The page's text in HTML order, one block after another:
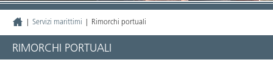
Servizi marittimi Rimorchi portuali
RIMORCHI PORTUALI